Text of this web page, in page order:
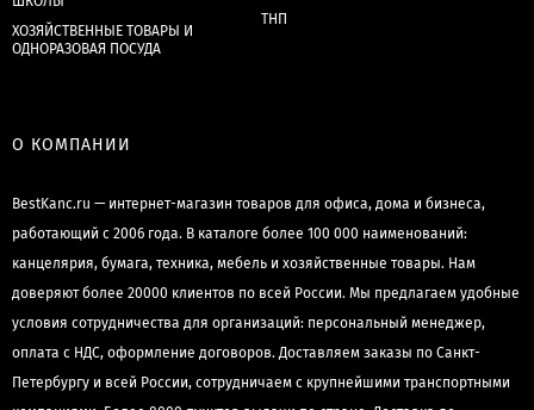
ХОЗЯЙСТВЕННЫЕ ТОВАРЫ И
ОДНОРАЗОВАЯ ПОСУДА
ТНП
О КОМПАНИИ
BestKanc.ru — интернет-магазин товаров для офиса, дома и бизнеса,
работающий с 2006 года. В каталоге более 100 000 наименований:
канцелярия, бумага, техника, мебель и хозяйственные товары. Нам
доверяют более 20000 клиентов по всей России. Мы предлагаем удобные
условия сотрудничества для организаций: персональный менеджер,
оплата с НДС, оформление договоров. Доставляем заказы по Санкт-
Петербургу и всей России, сотрудничаем с крупнейшими транспортными